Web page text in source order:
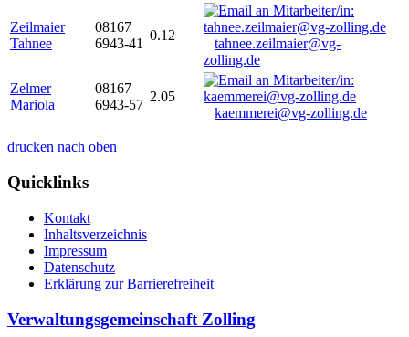
Zeilmaier
Tahnee
08167
6943-41
0.12
tahnee.zeilmaier@vg-
zolling.de
Zelmer
Mariola
08167
6943-57
2.05
kaemmerei@vg-zolling.de
drucken nach oben
Quicklinks
Kontakt
Inhaltsverzeichnis
Impressum
Datenschutz
Erklärung zur Barrierefreiheit
Verwaltungsgemeinschaft Zolling